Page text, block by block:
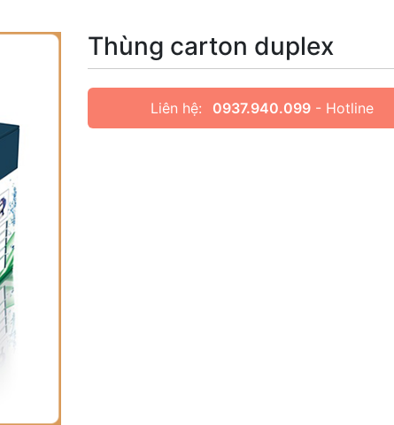
Thùng carton duplex
Liên hệ: 0937.940.099- Hotline